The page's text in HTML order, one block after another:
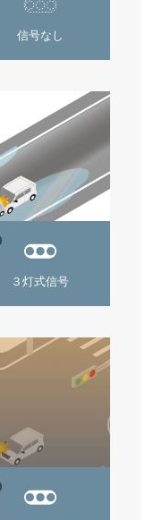
信号なし
３灯式信号